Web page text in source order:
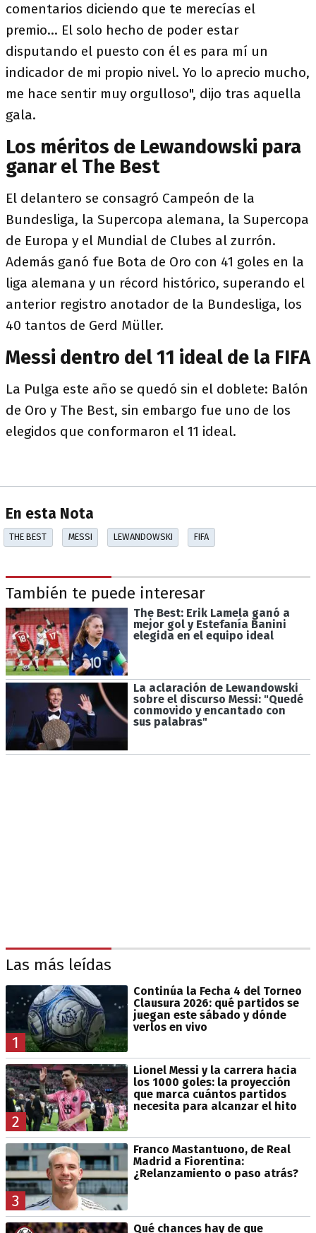
comentarios diciendo que te merecías el
premio... El solo hecho de poder estar
disputando el puesto con él es para mí un
indicador de mi propio nivel. Yo lo aprecio mucho,
me hace sentir muy orgulloso", dijo tras aquella
gala.
Los méritos de Lewandowski para
ganar el The Best
El delantero se consagró Campeón de la
Bundesliga, la Supercopa alemana, la Supercopa
de Europa y el Mundial de Clubes al zurrón.
Además ganó fue Bota de Oro con 41 goles en la
liga alemana y un récord histórico, superando el
anterior registro anotador de la Bundesliga, los
40 tantos de Gerd Müller.
Messi dentro del 11 ideal de la FIFA
La Pulga este año se quedó sin el doblete: Balón
de Oro y The Best, sin embargo fue uno de los
elegidos que conformaron el 11 ideal.
En esta Nota
THE BEST MESSI LEWANDOWSKI FIFA
También te puede interesar
The Best: Erik Lamela ganó a
mejor gol y Estefanía Banini
elegida en el equipo ideal
La aclaración de Lewandowski
sobre el discurso Messi: "Quedé
conmovido y encantado con
sus palabras"
Las más leídas
1
Continúa la Fecha 4 del Torneo
Clausura 2026: qué partidos se
juegan este sábado y dónde
verlos en vivo
2
Lionel Messi y la carrera hacia
los 1000 goles: la proyección
que marca cuántos partidos
necesita para alcanzar el hito
3
Franco Mastantuono, de Real
Madrid a Fiorentina:
¿Relanzamiento o paso atrás?
Qué chances hay de que